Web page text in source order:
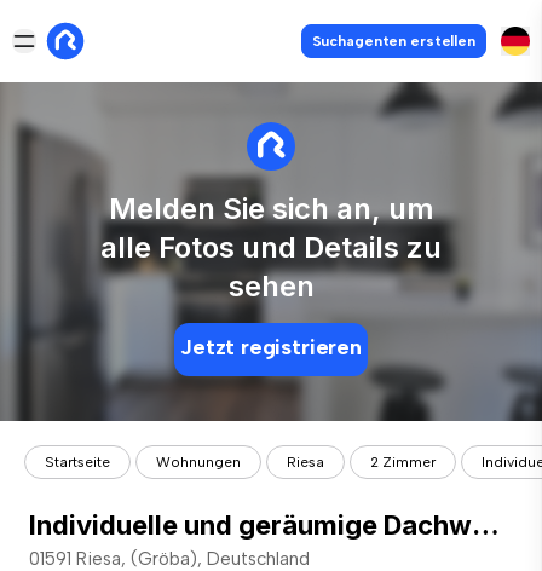
Suchagenten erstellen
Melden Sie sich an, um
alle Fotos und Details zu
sehen
Jetzt registrieren
Startseite Wohnungen Riesa 2 Zimmer
Individuelle und geräumige Dachwohnung! Tageslichtbad mit Wanne und Dusche!
01591 Riesa, (Gröba), Deutschland